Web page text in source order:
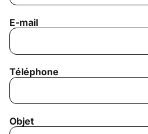
E-mail
Téléphone
Objet